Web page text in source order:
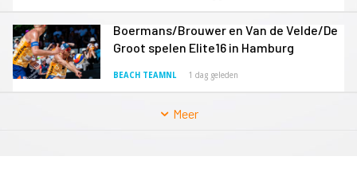
Boermans/Brouwer en Van de Velde/De
Groot spelen Elite16 in Hamburg
BEACH TEAMNL 1 dag geleden
Meer